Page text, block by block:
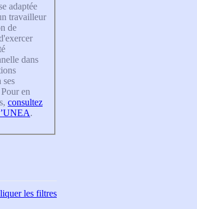
adaptée
travailleur
de
dans
ses
en
consultez
.
les filtres